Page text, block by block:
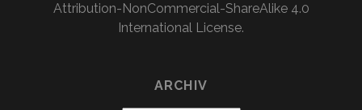
Attribution-NonCommercial-ShareAlike 4.0
International License.
ARCHIV